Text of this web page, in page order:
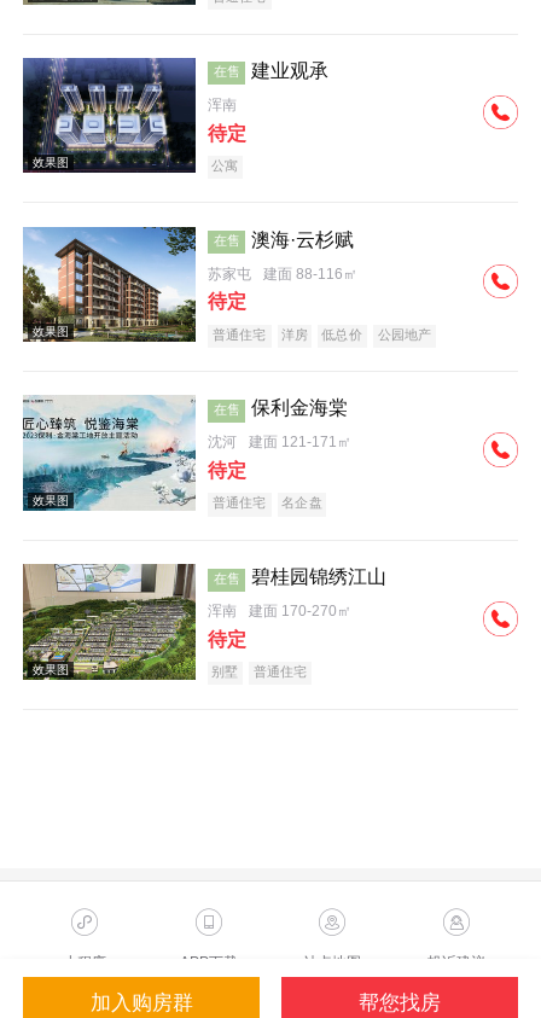
实景图
交通图
效果图
施工进度图
在售 建业观承
浑南
待定
公寓
在售 澳海·云杉赋
苏家屯 建面 88-116㎡
待定
普通住宅 洋房 低总价 公园地产
在售 保利金海棠
沈河 建面 121-171㎡
待定
普通住宅 名企盘
在售 碧桂园锦绣江山
浑南 建面 170-270㎡
待定
别墅 普通住宅
加入购房群 帮您找房
小程序 APP下载 站点地图 投诉建议